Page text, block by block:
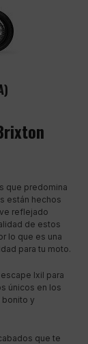
que predomina
están hechos
reflejado
de estos
lo que es una
para tu moto.
Ixil para
únicos en los
bonito y
que te